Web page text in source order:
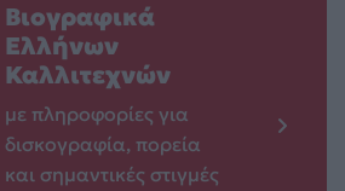
Βιογραφικά
Ελλήνων
Καλλιτεχνών
με πληροφορίες για
δισκογραφία, πορεία
και σημαντικές στιγμές